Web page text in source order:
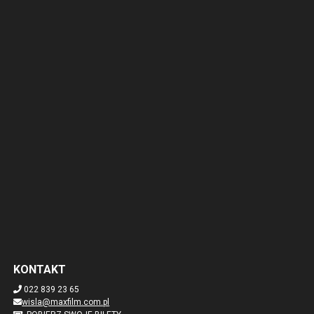
KONTAKT
022 839 23 65
wisla@maxfilm.com.pl